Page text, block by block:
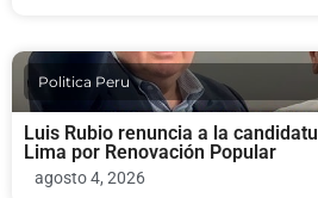
Politica Peru
Luis Rubio renuncia a la
Lima por Renovación Popular
agosto 4, 2026